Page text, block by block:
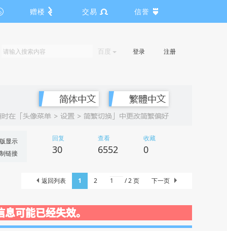
赠楼 交易 信誉
百度 登录 注册
显示
链接
回复
30
查看
6552
收藏
0
1 2 / 2 页 下一页
返回列表
可能已经失效。